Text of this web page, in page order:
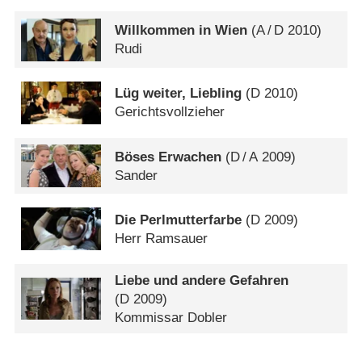
Willkommen in Wien (A/ D 2010)
Rudi
Lüg weiter, Liebling (D 2010)
Gerichtsvollzieher
Böses Erwachen (D/A 2009)
Sander
Die Perlmutterfarbe (D 2009)
Herr Ramsauer
Liebe und andere Gefahren
(D 2009)
Kommissar Dobler